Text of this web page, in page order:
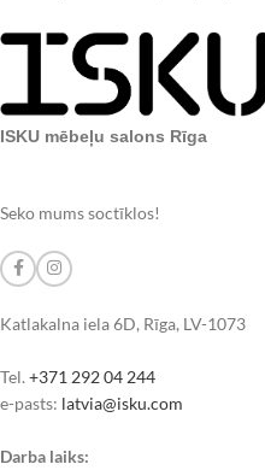
ISKU mēbeļu salons Rīga
Seko mums soctīklos!
Katlakalna iela 6D, Rīga, LV-1073
Tel. +371 292 04 244
e-pasts: latvia@isku.com
Darba laiks: